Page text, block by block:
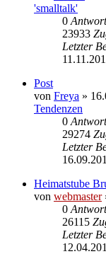
'smalltalk'
0
23933
Letzter
Post
von Freya »
Tendenzen
0
29274
Letzter
Heimatstube
von webmaster
0
26115
Letzter